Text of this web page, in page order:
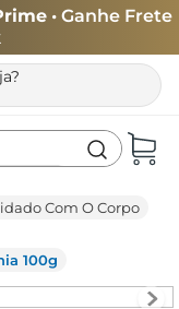
• Ganhe Frete
Com O Corpo
100g